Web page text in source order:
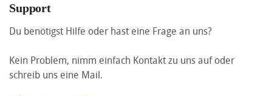
Support
Du benötigst Hilfe oder hast eine Frage an uns?
Kein Problem, nimm einfach Kontakt zu uns auf oder
schreib uns eine Mail.